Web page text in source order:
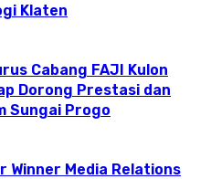
Klaten
Cabang FAJI Kulon
Dorong Prestasi dan
Sungai Progo
Winner Media Relations